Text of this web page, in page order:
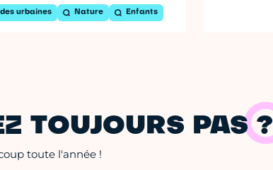
urbaines Nature Enfants
TOUJOURS PAS ?
toute l'année !